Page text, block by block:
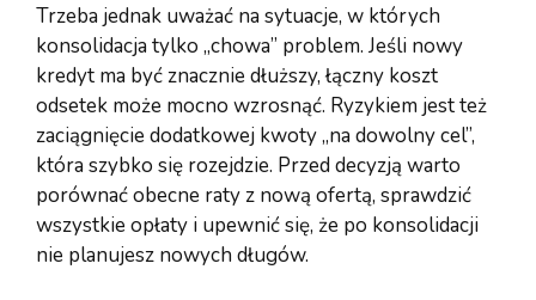
Trzeba jednak uważać na sytuacje, w których
konsolidacja tylko „chowa” problem. Jeśli nowy
kredyt ma być znacznie dłuższy, łączny koszt
odsetek może mocno wzrosnąć. Ryzykiem jest też
zaciągnięcie dodatkowej kwoty „na dowolny cel”,
która szybko się rozejdzie. Przed decyzją warto
porównać obecne raty z nową ofertą, sprawdzić
wszystkie opłaty i upewnić się, że po konsolidacji
nie planujesz nowych długów.